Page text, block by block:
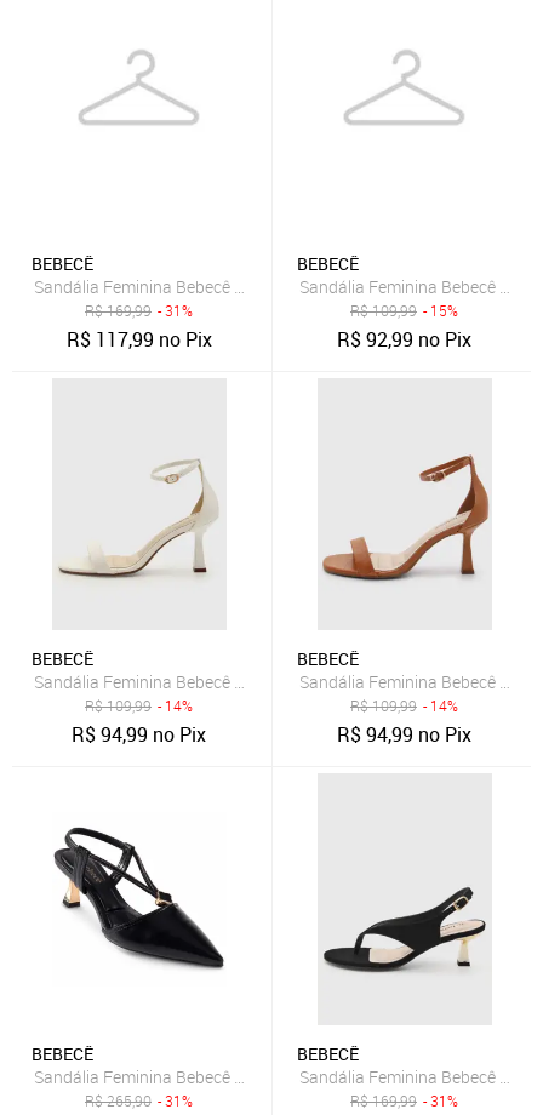
BEBECÊ
Sandália Feminina Bebecê Salto Metalizado Marrom
R$169,99 - 31%
R$ 117,99 no Pix
BEBECÊ
Sandália Feminina Bebecê
R$109,99 - 15%
R$92,99 no Pix
BEBECÊ
Sandália Feminina Bebecê Salto Fino Croco Branco
R$109,99 - 14%
R$94,99 no Pix
BEBECÊ
Sandália Feminina Bebecê
R$109,99 - 14%
R$94,99 no Pix
BEBECÊ
Sandália Feminina Bebecê Salto Fino Baixo Bico Fino Preto
R$265,90 - 31%
BEBECÊ
Sandália Feminina Bebecê
R$169,99 - 31%